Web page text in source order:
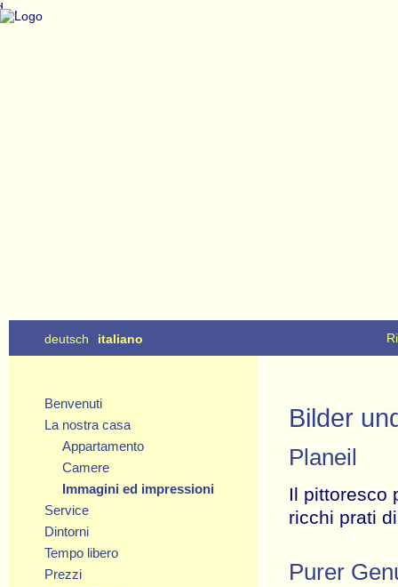
,
deutsch italiano
Benvenuti
La nostra casa
Appartamento
Camere
Immagini ed impressioni
Service
Dintorni
Tempo libero
Prezzi
Bilder
Planeil
Il pittoresco
ricchi prati
Purer